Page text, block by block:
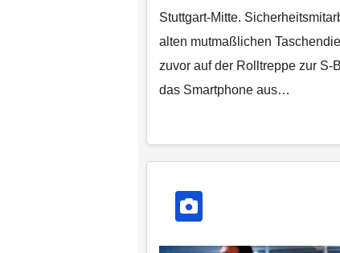
Stuttgart-Mitte.
alten mutmaßlichen
zuvor auf der Rolltreppe zur
das Smartphone aus…